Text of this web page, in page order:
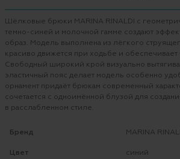
Шёлковые брюки MARINA RINALDI с
темно-синей и молочной гамме создают
образ. Модель выполнена из лёгкого
красиво движется при ходьбе и обеспечивает
Свободный широкий крой визуально
эластичный пояс делает модель особенно
орнамент придаёт брюкам современный
сочетается с одноимённой блузой для
в расслабленном стиле.
Бренд MARINA
Цвет синий